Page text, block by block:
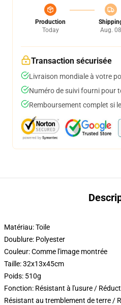
Production
Today
Aug. 08
Transaction sécurisée
Livraison mondiale à votre
Numéro de suivi fourni pour
Remboursement complet si
Matériau: Toile
Doublure: Polyester
Couleur: Comme l'image montrée
Taille: 32x13x45cm
Poids: 510g
Fonction: Résistant à l'usure /
Résistant au tremblement de terre /